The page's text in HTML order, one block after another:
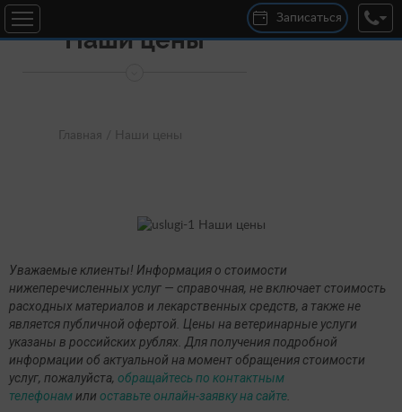
Записаться
с 10:00 до 19:00
Наши цены
Главная / Наши цены
Уважаемые клиенты! Информация о стоимости
нижеперечисленных услуг — справочная, не включает стоимость
расходных материалов и лекарственных средств, а также не
является публичной офертой. Цены на ветеринарные услуги
указаны в российских рублях. Для получения подробной
информации об актуальной на момент обращения стоимости
услуг, пожалуйста, обращайтесь по контактным
телефонамили оставьте онлайн-заявку на сайте.